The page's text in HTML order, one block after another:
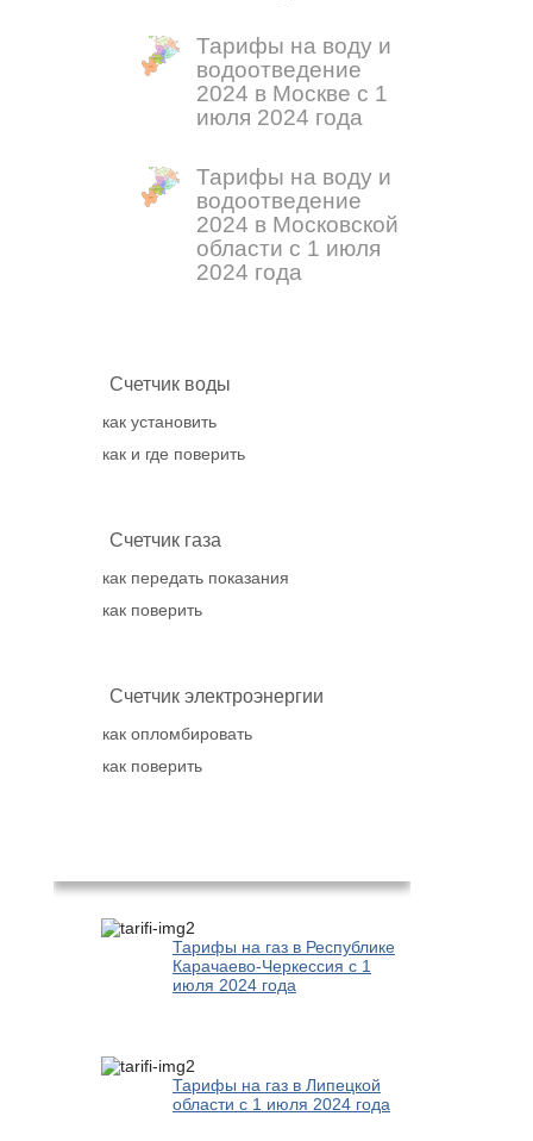
Тарифы на воду и
водоотведение
2024 в Москве с 1
июля 2024 года
Тарифы на воду и
водоотведение
2024 в Московской
области с 1 июля
2024 года
Счетчик воды
как установить
как и где поверить
Счетчик газа
как передать показания
как поверить
Счетчик электроэнергии
как опломбировать
как поверить
Тарифы на газ в Республике
Карачаево-Черкессия с 1
июля 2024 года
Тарифы на газ в Липецкой
области с 1 июля 2024 года